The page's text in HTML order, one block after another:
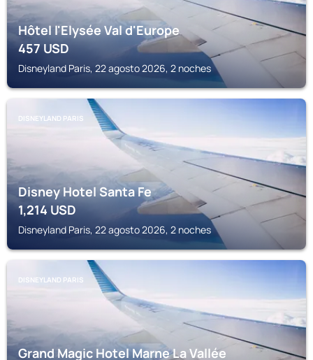
Hôtel l'Elysée Val d'Europe
457USD
Disneyland Paris, 22 agosto 2026, 2 noches
DISNEYLAND PARIS
Disney Hotel Santa Fe
1,214USD
Disneyland Paris, 22 agosto 2026, 2 noches
DISNEYLAND PARIS
Grand Magic Hotel Marne La Vallée